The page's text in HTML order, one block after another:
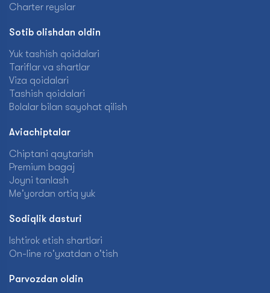
Charter reyslar
Sotib olishdan oldin
Yuk tashish qoidalari
Tariflar va shartlar
Viza qoidalari
Tashish qoidalari
Bolalar bilan sayohat qilish
Aviachiptalar
Chiptani qaytarish
Premium bagaj
Joyni tanlash
Me'yordan ortiq yuk
Sodiqlik dasturi
Ishtirok etish shartlari
On-line ro'yxatdan o'tish
Parvozdan oldin